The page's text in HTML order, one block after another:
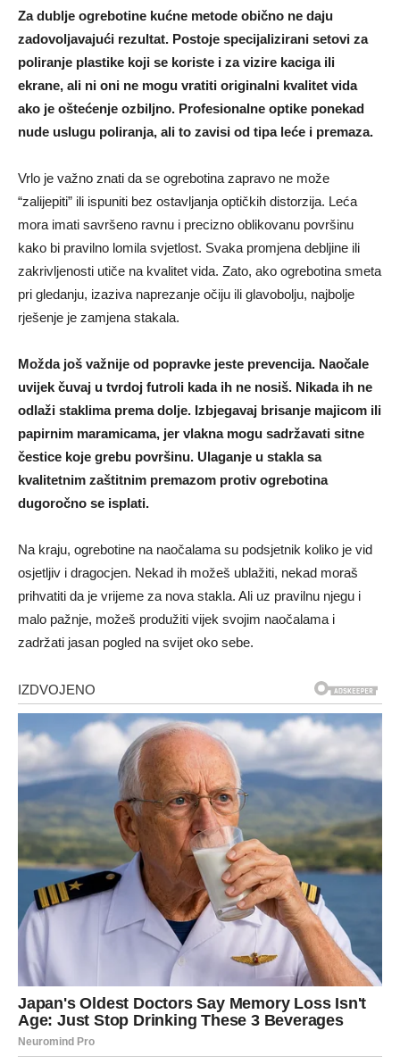
Za dublje ogrebotine kućne metode obično ne daju
zadovoljavajući rezultat. Postoje specijalizirani setovi za
poliranje plastike koji se koriste i za vizire kaciga ili
ekrane, ali ni oni ne mogu vratiti originalni kvalitet vida
ako je oštećenje ozbiljno. Profesionalne optike ponekad
nude uslugu poliranja, ali to zavisi od tipa leće i premaza.
Vrlo je važno znati da se ogrebotina zapravo ne može
“zalijepiti” ili ispuniti bez ostavljanja optičkih distorzija. Leća
mora imati savršeno ravnu i precizno oblikovanu površinu
kako bi pravilno lomila svjetlost. Svaka promjena debljine ili
zakrivljenosti utiče na kvalitet vida. Zato, ako ogrebotina smeta
pri gledanju, izaziva naprezanje očiju ili glavobolju, najbolje
rješenje je zamjena stakala.
Možda još važnije od popravke jeste prevencija. Naočale
uvijek čuvaj u tvrdoj futroli kada ih ne nosiš. Nikada ih ne
odlaži staklima prema dolje. Izbjegavaj brisanje majicom ili
papirnim maramicama, jer vlakna mogu sadržavati sitne
čestice koje grebu površinu. Ulaganje u stakla sa
kvalitetnim zaštitnim premazom protiv ogrebotina
dugoročno se isplati.
Na kraju, ogrebotine na naočalama su podsjetnik koliko je vid
osjetljiv i dragocjen. Nekad ih možeš ublažiti, nekad moraš
prihvatiti da je vrijeme za nova stakla. Ali uz pravilnu njegu i
malo pažnje, možeš produžiti vijek svojim naočalama i
zadržati jasan pogled na svijet oko sebe.